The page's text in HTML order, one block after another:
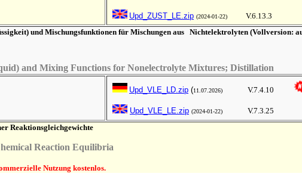
Upd_ZUST_LE.zip (2024-01-22) V.6.13.3
igkeit) und Mischungsfunktionen für Mischungen aus Nichtelektrolyten (Vollversion:
and Mixing Functions for Nonelectrolyte Mixtures; Distillation
Upd_VLE_LD.zip (11.07.2026) V.7.4.10
Upd_VLE_LE.zip (2024-01-22) V.7.3.25
r Reaktionsgleichgewichte
Reaction Equilibria
Nutzung kostenlos.